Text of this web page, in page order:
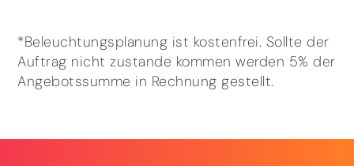
*Beleuchtungsplanung ist kostenfrei. Sollte der
Auftrag nicht zustande kommen werden 5% der
Angebotssumme in Rechnung gestellt.